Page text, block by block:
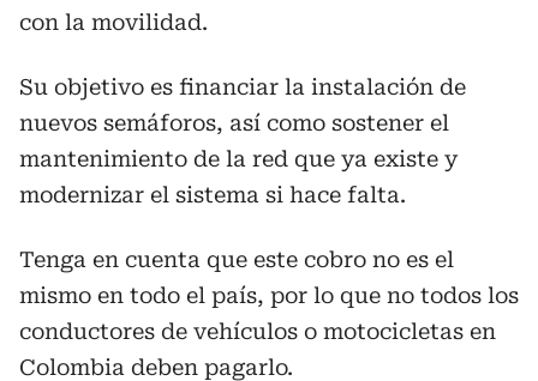
con la movilidad.
Su objetivo es financiar la instalación de
nuevos semáforos, así como sostener el
mantenimiento de la red que ya existe y
modernizar el sistema si hace falta.
Tenga en cuenta que este cobro no es el
mismo en todo el país, por lo que no todos los
conductores de vehículos o motocicletas en
Colombia deben pagarlo.